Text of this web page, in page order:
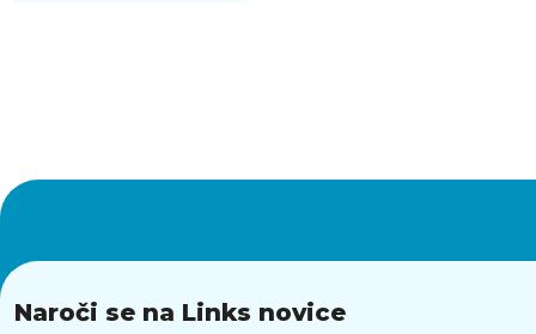
Naroči se na Links novice